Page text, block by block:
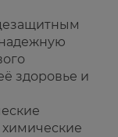
здоровье и
химические